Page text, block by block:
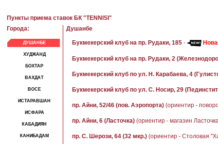
Пункты приема ставок БК "TENNISI"
Города:
ДУШАНБЕ
ХУДЖАНД
БОХТАР
ВАХДАТ
ВОСЕ
ИСТАРАВШАН
ИСФАРА
КАБАДИЯН
КАНИБАДАМ
Душанбе
Букмекерский клуб на пр. Рудаки, 185 -
Букмекерский клуб на пр. Рудаки, 2
Букмекерский клуб по ул. Н. Карабаева, 4
Букмекерский клуб по ул. С. Носир, 29
пр. Айни, 52/46 (пов. Аэропорта) (ориентир -
пр. Айни, 6 (Ласточка) (ориентир - магазин
пр. С. Шерози, 64 (32 мкр.) (ориентир - Столовая